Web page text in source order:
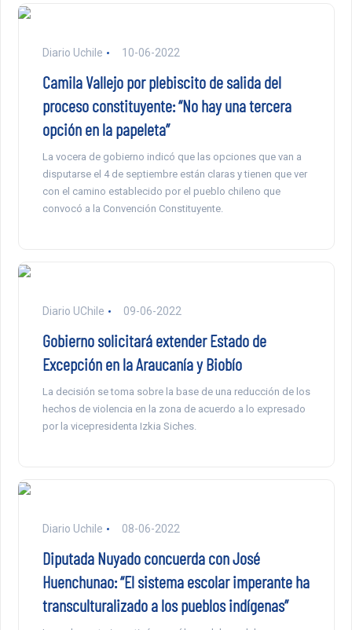
Diario Uchile 10-06-2022
Camila Vallejo por plebiscito de salida del
proceso constituyente: “No hay una tercera
opción en la papeleta”
La vocera de gobierno indicó que las opciones que van a
disputarse el 4 de septiembre están claras y tienen que ver
con el camino establecido por el pueblo chileno que
convocó a la Convención Constituyente.
Diario UChile 09-06-2022
Gobierno solicitará extender Estado de
Excepción en la Araucanía y Biobío
La decisión se toma sobre la base de una reducción de los
hechos de violencia en la zona de acuerdo a lo expresado
por la vicepresidenta Izkia Siches.
Diario Uchile 08-06-2022
Diputada Nuyado concuerda con José
Huenchunao: “El sistema escolar imperante ha
transculturalizado a los pueblos indígenas”